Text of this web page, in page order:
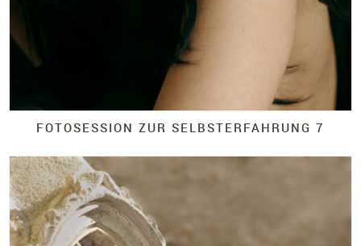
FOTOSESSION ZUR SELBSTERFAHRUNG 7